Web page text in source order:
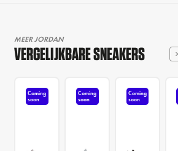
MEER JORDAN
VERGELIJKBARE SNEAKERS
Coming
soon
Coming
soon
Coming
soon